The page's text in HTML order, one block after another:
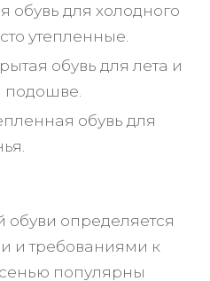
обувь для холодного
утепленные.
обувь для лета и
подошве.
обувь для
обуви определяется
и требованиями к
популярны